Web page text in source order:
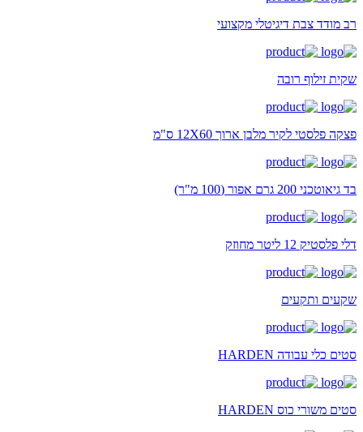
רב מודד צבת דיגיטלי מקצועי
שקית זילוף רובה
פצקה פלסטי לקיר מלבן ארוך 12X60 ס"מ
בד גיאוטכני 200 גרם אפור (100 מ"ר)
דלי פלסטיק 12 ליטר מחוזק
שקעים ותקעים
סטים כלי עבודה HARDEN
סטים משורי כוס HARDEN